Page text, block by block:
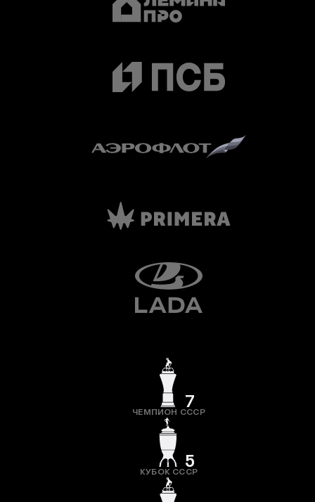
7
ЧЕМПИОН СССР
5
КУБОК СССР